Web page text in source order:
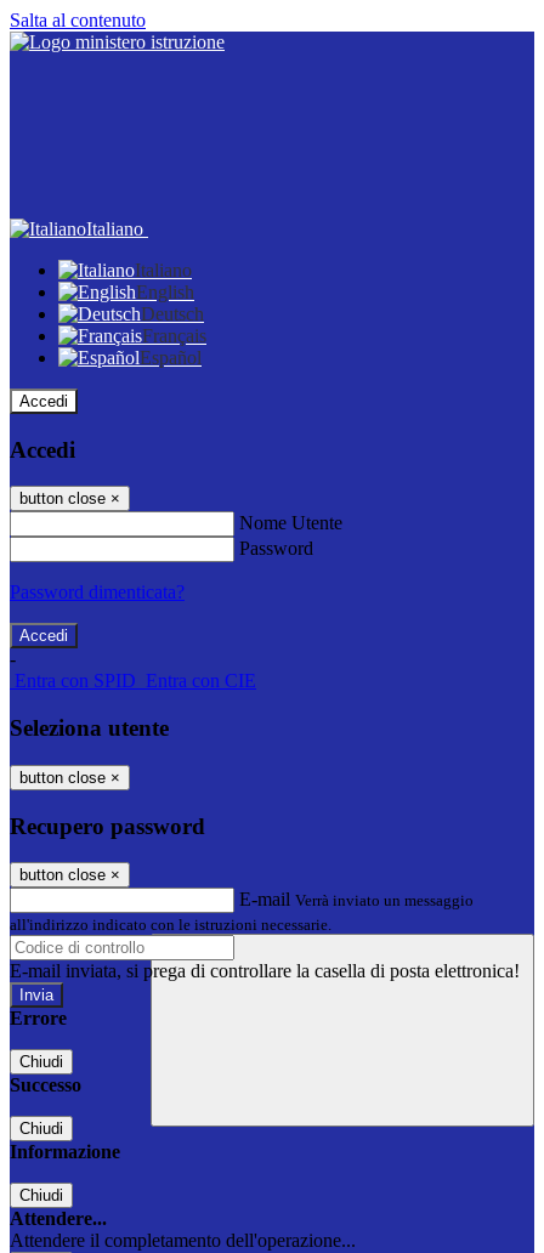
Salta al contenuto
Italiano
Italiano
English
Deutsch
Français
Español
Accedi
Accedi
button close ×
Nome Utente
Password
Password dimenticata?
-
Entra con SPID Entra con CIE
Seleziona utente
button close ×
Recupero password
button close ×
E-mail Verrà inviato un messaggio
all'indirizzo indicato con le istruzioni necessarie.
E-mail inviata, si prega di controllare la casella di posta elettronica!
Errore
Chiudi
Successo
Chiudi
Informazione
Chiudi
Attendere...
Attendere il completamento dell'operazione...